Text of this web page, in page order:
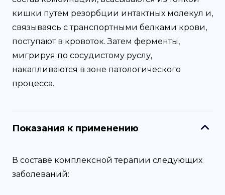
кишки путем резорбции интактных молекул и,
связываясь с транспортными белками крови,
поступают в кровоток. Затем ферменты,
мигрируя по сосудистому руслу,
накапливаются в зоне патологического
процесса.
Показания к применению
В составе комплексной терапии следующих
заболеваний: